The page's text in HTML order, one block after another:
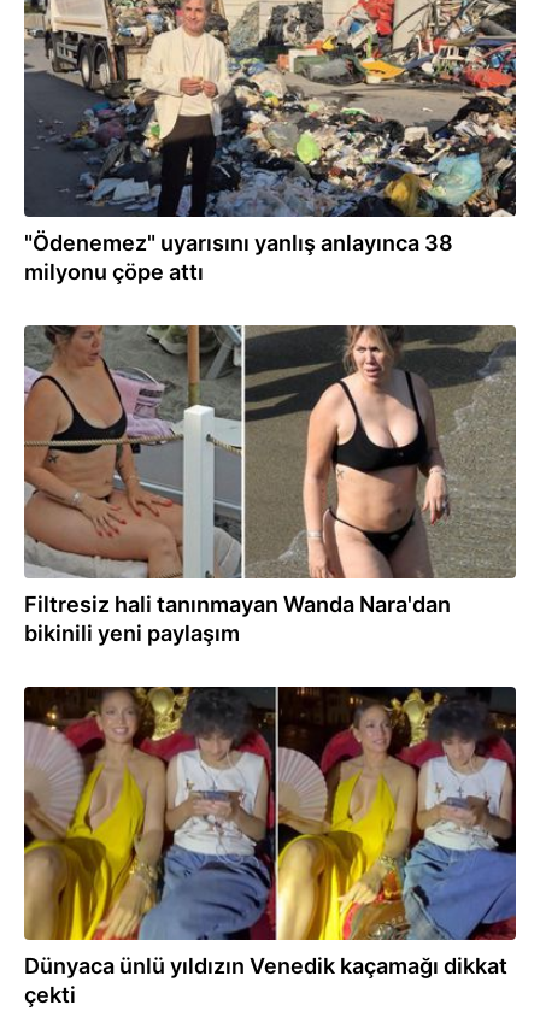
"Ödenemez" uyarısını yanlış anlayınca 38
milyonu çöpe attı
11:41
Filtresiz hali tanınmayan Wanda Nara'dan
bikinili yeni paylaşım
09:01
Dünyaca ünlü yıldızın Venedik kaçamağı dikkat
çekti